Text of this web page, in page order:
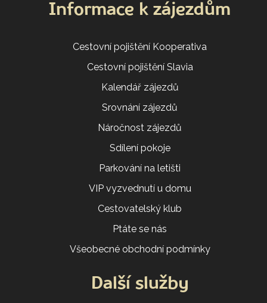
Informace k zájezdům
Cestovní pojištění Kooperativa
Cestovní pojištění Slavia
Kalendář zájezdů
Srovnání zájezdů
Náročnost zájezdů
Sdílení pokoje
Parkování na letišti
VIP vyzvednutí u domu
Cestovatelský klub
Ptáte se nás
Všeobecné obchodní podmínky
Další služby